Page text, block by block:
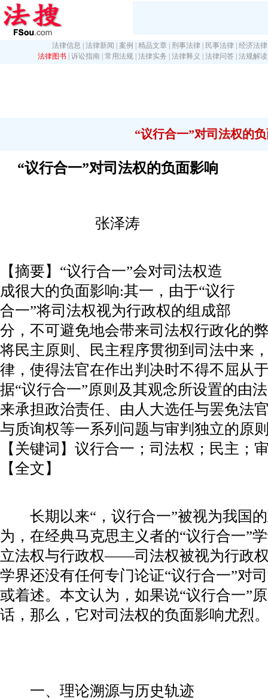
法律信息 法律新闻 案例 精品文章 刑事法律 民事法律 经济法律
法律图书 诉讼指南 常用法规 法律实务 法律释义 法律问答 法规解读
“议行合一”对司法权的
“议行合一”对司法权的负面影响
张泽涛
【摘要】“议行合一”会对司法权造
成很大的负面影响:其一，由于“议行
合一”将司法权视为行政权的组成部
分，不可避免地会带来司法权行政化的
将民主原则、民主程序贯彻到司法中来
律，使得法官在作出判决时不得不屈从
据“议行合一”原则及其观念所设置的由
来承担政治责任、由人大选任与罢免法
与质询权等一系列问题与审判独立的原
【关键词】议行合一；司法权；民主；
【全文】
长期以来“，议行合一”被视为我国的
为，在经典马克思主义者的“议行合一”
立法权与行政权——司法权被视为行政
学界还没有任何专门论证“议行合一”对
或着述。本文认为，如果说“议行合一”
话，那么，它对司法权的负面影响尤烈
一、理论溯源与历史轨迹